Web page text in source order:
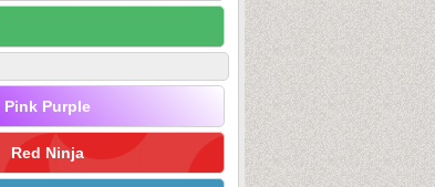
Pink Purple
Red Ninja